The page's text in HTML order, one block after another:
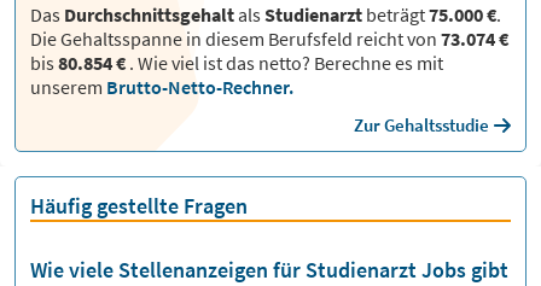
Das DurchschnittsgehaltalsStudienarzt beträgt75.000 €.
Die Gehaltsspanne in diesem Berufsfeld reicht von 73.074 €
bis80.854 € . Wie viel ist das netto? Berechne es mit
unserem Brutto-Netto-Rechner.
Zur Gehaltsstudie
Häufig gestellte Fragen
Wie viele Stellenanzeigen für Studienarzt Jobs gibt